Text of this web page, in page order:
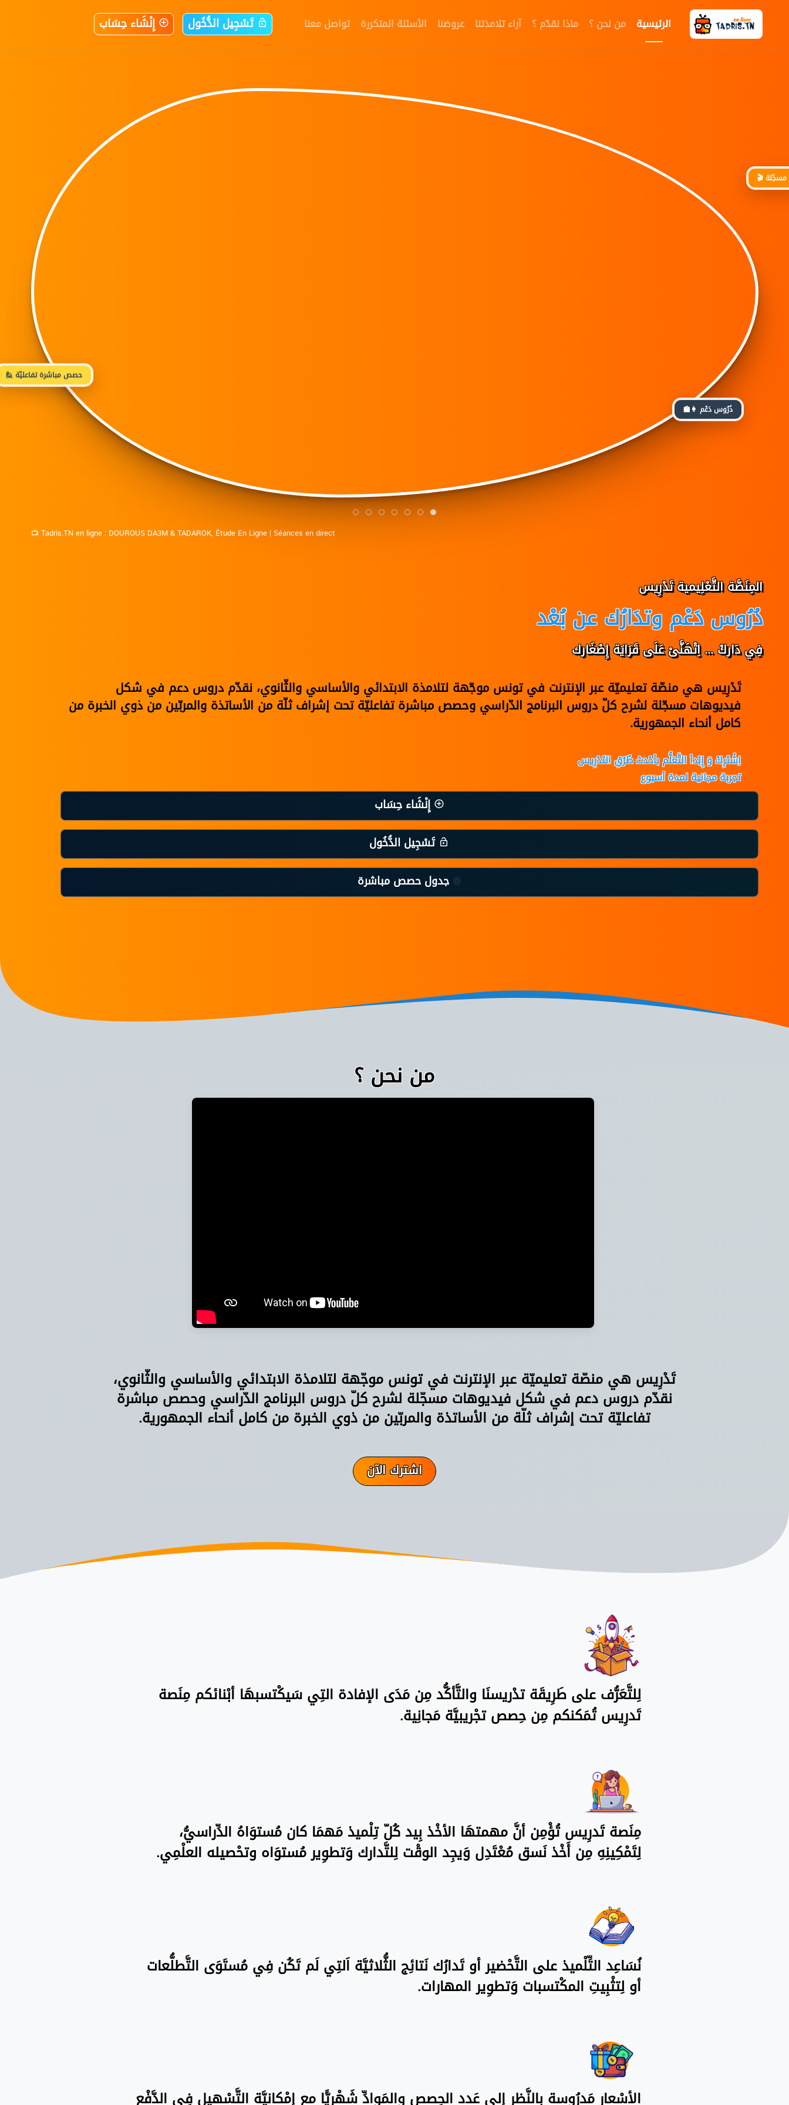
الرئيسية من نحن ؟ ماذا نقدّم ؟ آراء تلامذتنا عروضنا الأسئلة المتكررة تواصل معنا تَسْجِيل الدُّخُول إِنْشَاء حِسَاب
مسجّلة
🙋 حصص مباشرة تفاعليّة
👩‍🏫 دُرُوس دَعْم
📺 Tadris.TN en ligne: DOUROUS DA3M&TADAROK, Étude En Ligne| Séances en direct
المِنَصَّة التَّعْلِيمية تَدْرِيس
دُرُوس دَعْم وتدَارُك عن بُعْد
فِي دَاركْ ... اِتْهَنَّىْ عَلَى قَرَايَة إِصْغَارك
تَدْرِيس هي منصّة تعليميّة عبر الإنترنت في تونس موجّهة لتلامذة الابتدائي والأساسي والثّانوي، نقدّم دروس دعم في شكل
فيديوهات مسجّلة لشرح كلّ دروس البرنامج الدّراسي وحصص مباشرة تفاعليّة تحت إشراف ثلّة من الأساتذة والمربّين من ذوي الخبرة من
كامل أنحاء الجمهورية.
اِشْتَرِكْ وَ إِبْدأ التَّعَلُّم بأحْدث طُرُقِ التَدْرِيس
تجربة مجانية لمدة أسبوع
إِنْشَاء حِسَاب
تَسْجِيل الدُّخُول
جدول حصص مباشرة
من نحن ؟
تَدْرِيس هي منصّة تعليميّة عبر الإنترنت في تونس موجّهة لتلامذة الابتدائي والأساسي والثّانوي،
نقدّم دروس دعم في شكل فيديوهات مسجّلة لشرح كلّ دروس البرنامج الدّراسي وحصص مباشرة
تفاعليّة تحت إشراف ثلّة من الأساتذة والمربّين من ذوي الخبرة من كامل أنحاء الجمهورية.
اشترك الآن
لِلتَّعَرُّف على طَرِيقَة تدْريسنَا والتَّأكُّد مِن مَدَى الإفادة التِي سَيكْتسبهَا أبْنائكم مِنَصة
تَدرِيس تُمَكنكم مِن حِصص تجْريبيَّة مَجانِية.
مِنَصة تَدرِيس تُؤْمِن أنَّ مهمتهَا الأخْذ بِيد كُلّ تِلْميذ مَهمَا كان مُستوَاهُ الدِّراسيُّ،
لِتَمْكِينِهِ مِن أَخْذ نَسق مُعْتَدِل وَيجِد الوقْت لِلتَّدارك وَتطوِير مُستوَاه وتحْصيله العلْمِي.
نُسَاعِد التِّلْميذ على التَّحْضير أو تَدارُك نَتائِج الثُّلاثيَّة اَلتِي لَم تَكُن فِي مُستَوَى التَّطلُّعات
أو لِتثْبِيتِ المكْتسبات وَتطوِير المهارات.
الأسْعار مَدرُوسة بِالنَّظر إِلى عَدد الحِصص والمَوادِّ شَهْريًّا مع إِمْكانيَّة التَّسْهيل فِي الدَّفْع